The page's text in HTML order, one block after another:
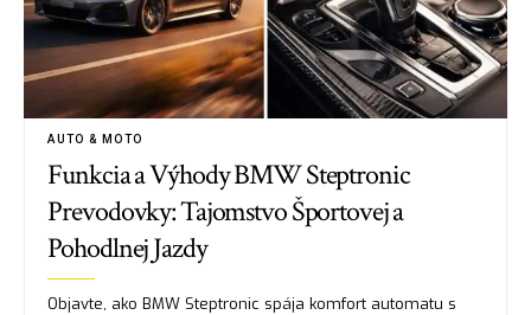
AUTO & MOTO
Funkcia a Výhody BMW Steptronic
Prevodovky: Tajomstvo Športovej a
Pohodlnej Jazdy
Objavte, ako BMW Steptronic spája komfort automatu s